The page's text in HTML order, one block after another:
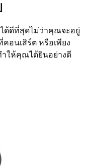
ด้ดีที่สุดไม่ว่าคุณจะอยู่
อนเสิร์ต หรือเพียง
ำให้คุณได้ยินอย่างดี